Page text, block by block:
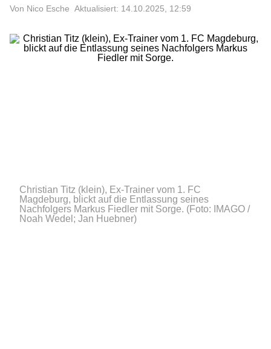
Von Nico Esche Aktualisiert: 14.10.2025, 12:59
Christian Titz (klein), Ex-Trainer vom 1. FC
Magdeburg, blickt auf die Entlassung seines
Nachfolgers Markus Fiedler mit Sorge. (Foto: IMAGO /
Noah Wedel; Jan Huebner)